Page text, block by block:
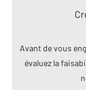
Avant de vous
évaluez la